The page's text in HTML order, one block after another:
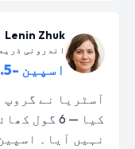
Lenin Zhuk
اندرونی
اسپین -1.5
آسٹریا نے
کیا — 6
نہیں آیا۔